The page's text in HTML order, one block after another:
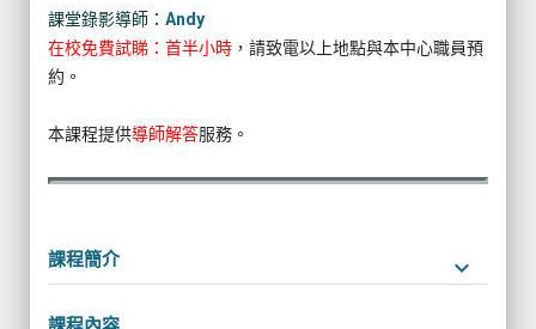
課堂錄影導師： Andy
在校免費試睇：首半小時 ，請致電以上地點與本中心職員預
約。
本課程提供導師解答服務。
課程簡介 keyboard_arrow_down